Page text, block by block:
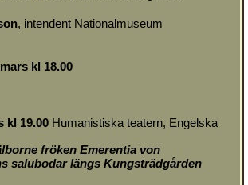
, intendent Nationalmuseum
kl 18.00
kl 19.00 Humanistiska teatern, Engelska
fröken Emerentia von
salubodar längs Kungsträdgården